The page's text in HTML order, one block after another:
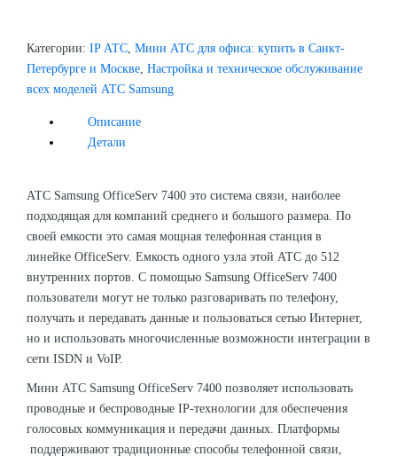
Категории: IP АТС, Мини АТС для офиса: купить в Санкт-
Петербурге и Москве, Настройка и техническое обслуживание
всех моделей АТС Samsung
Описание
Детали
АТС Samsung OfficeServ 7400 это система связи, наиболее
подходящая для компаний среднего и большого размера. По
своей емкости это самая мощная телефонная станция в
линейке OfficeServ. Емкость одного узла этой АТС до 512
внутренних портов. С помощью Samsung OfficeServ 7400
пользователи могут не только разговаривать по телефону,
получать и передавать данные и пользоваться сетью Интернет,
но и использовать многочисленные возможности интеграции в
сети ISDN и VoIP.
Мини АТС Samsung OfficeServ 7400 позволяет использовать
проводные и беспроводные IP-технологии для обеспечения
голосовых коммуникация и передачи данных. Платформы
поддерживают традиционные способы телефонной связи,